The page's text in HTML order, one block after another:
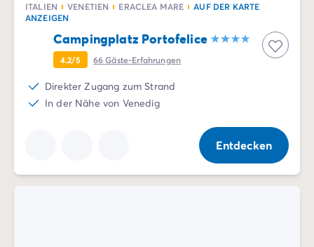
ITALIEN VENETIEN ERACLEA MARE
AUF DER KARTE
ANZEIGEN
Campingplatz Portofelice
4.2/5 66Gäste-Erfahrungen
Direkter Zugang zum Strand
In der Nähe von Venedig
Entdecken